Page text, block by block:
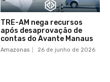
TRE-AM nega recursos
após desaprovação de
contas do Avante Manaus
Amazonas 26 de junho de 2026